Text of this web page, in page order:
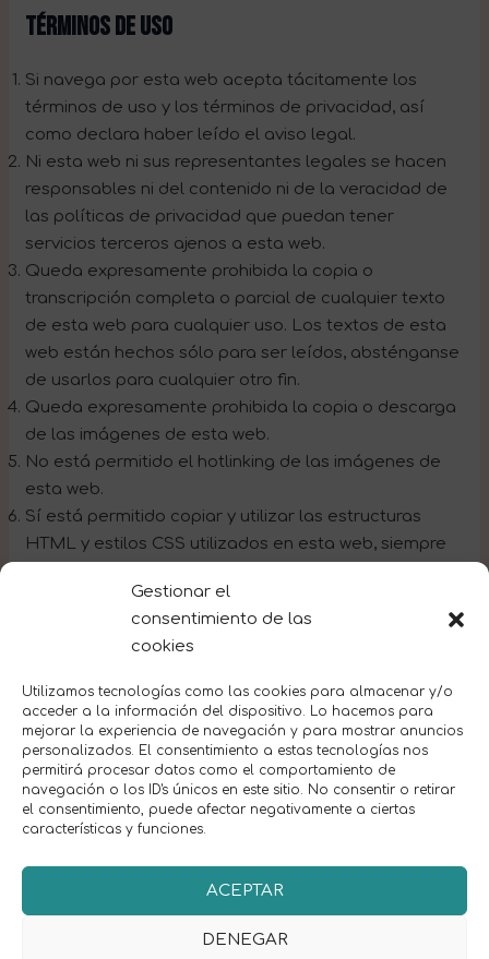
Gestionar el
consentimiento de las
cookies
Utilizamos tecnologías como las cookies para almacenar y/o
acceder a la información del dispositivo. Lo hacemos para
mejorar la experiencia de navegación y para mostrar anuncios
personalizados. El consentimiento a estas tecnologías nos
permitirá procesar datos como el comportamiento de
navegación o los ID's únicos en este sitio. No consentir o retirar
el consentimiento, puede afectar negativamente a ciertas
características y funciones.
ACEPTAR
DENEGAR
TÉRMINOS DE USO
Si navega por esta web acepta tácitamente los
términos de uso y los términos de privacidad, así
como declara haber leído el aviso legal.
Ni esta web ni sus representantes legales se hacen
responsables ni del contenido ni de la veracidad de
las políticas de privacidad que puedan tener
servicios terceros ajenos a esta web.
Queda expresamente prohibida la copia o
transcripción completa o parcial de cualquier texto
de esta web para cualquier uso. Los textos de esta
web están hechos sólo para ser leídos, absténganse
de usarlos para cualquier otro fin.
Queda expresamente prohibida la copia o descarga
de las imágenes de esta web.
No está permitido el hotlinking de las imágenes de
esta web.
Sí está permitido copiar y utilizar las estructuras
HTML y estilos CSS utilizados en esta web, siempre
formato generando una web idéntica a esta misma.
En el caso de incumplimiento de estas
las medidas legales oportunas.
Copyright © 2026 Pa tos Laos RNAVT 3301
Políticas de privacidad